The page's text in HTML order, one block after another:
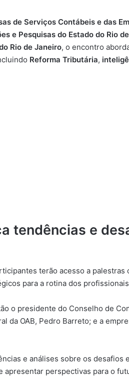
de Serviços Contábeis e das
e Pesquisas do Estado do Rio
Rio de Janeiro, o encontro
Reforma Tributária,
tendências e
terão acesso a palestras
para a rotina dos
o presidente do Conselho de
da OAB, Pedro Barreto; e a
e análises sobre os desafios
apresentar perspectivas para o